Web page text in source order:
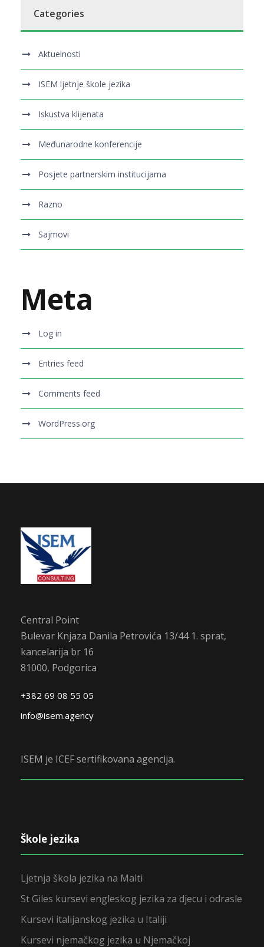
Categories
Aktuelnosti
ISEM ljetnje škole jezika
Iskustva klijenata
Međunarodne konferencije
Posjete partnerskim institucijama
Razno
Sajmovi
Meta
Log in
Entries feed
Comments feed
WordPress.org
Central Point
Bulevar Knjaza Danila Petrovića 13/44 1. sprat,
kancelarija br 16
81000, Podgorica
+382 69 08 55 05
info@isem.agency
ISEM je ICEF sertifikovana agencija.
Škole jezika
Ljetnja škola jezika na Malti
St Giles kursevi engleskog jezika za djecu i odrasle
Kursevi italijanskog jezika u Italiji
Kursevi njemačkog jezika u Njemačkoj